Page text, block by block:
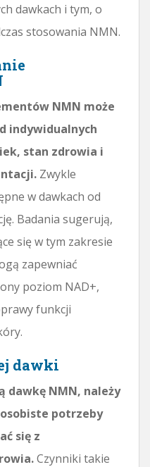
dawkach i tym, o
stosowania NMN.
NMN może
indywidualnych
stan zdrowia i
Zwykle
w dawkach od
Badania sugerują,
się w tym zakresie
zapewniać
poziom NAD+,
funkcji
dawki
dawkę NMN, należy
potrzeby
się z
Czynniki takie